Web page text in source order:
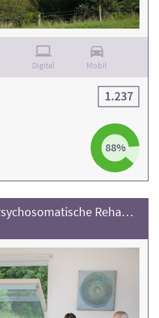
Digital Mobil
88%
1.237
Zentrum für Ambulante Psychosomatische Rehabilitation Glotterbad (ZAPR)